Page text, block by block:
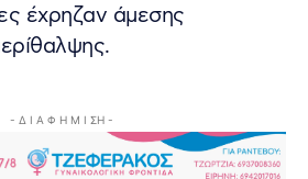
έχρηζαν άμεσης
- Δ Ι Α Φ Η Μ Ι ΣΗ -